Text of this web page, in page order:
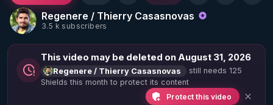
Regenere / Thierry Casasnovas
3.5 k subscribers
This video may be deleted on August 31, 2026
Regenere / Thierry Casasnovas
still needs 125
Shields this month to protect its content
Protect this video